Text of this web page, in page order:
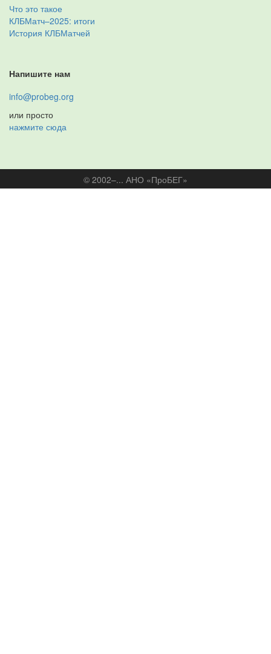
Что это такое
КЛБМатч–2025: итоги
История КЛБМатчей
Напишите нам
info@probeg.org
или просто
нажмите сюда
© 2002–... АНО «ПроБЕГ»